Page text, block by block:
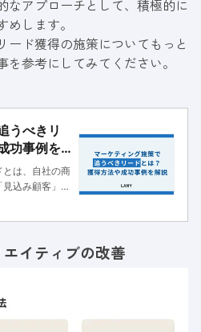
なアプローチとして、積極的に
します。
ード獲得の施策についてもっと
参考にしてみてください。
うべきリ
功事例を
とは、自社の商
込み顧客」の
じて分類で
であ...イティブの改善